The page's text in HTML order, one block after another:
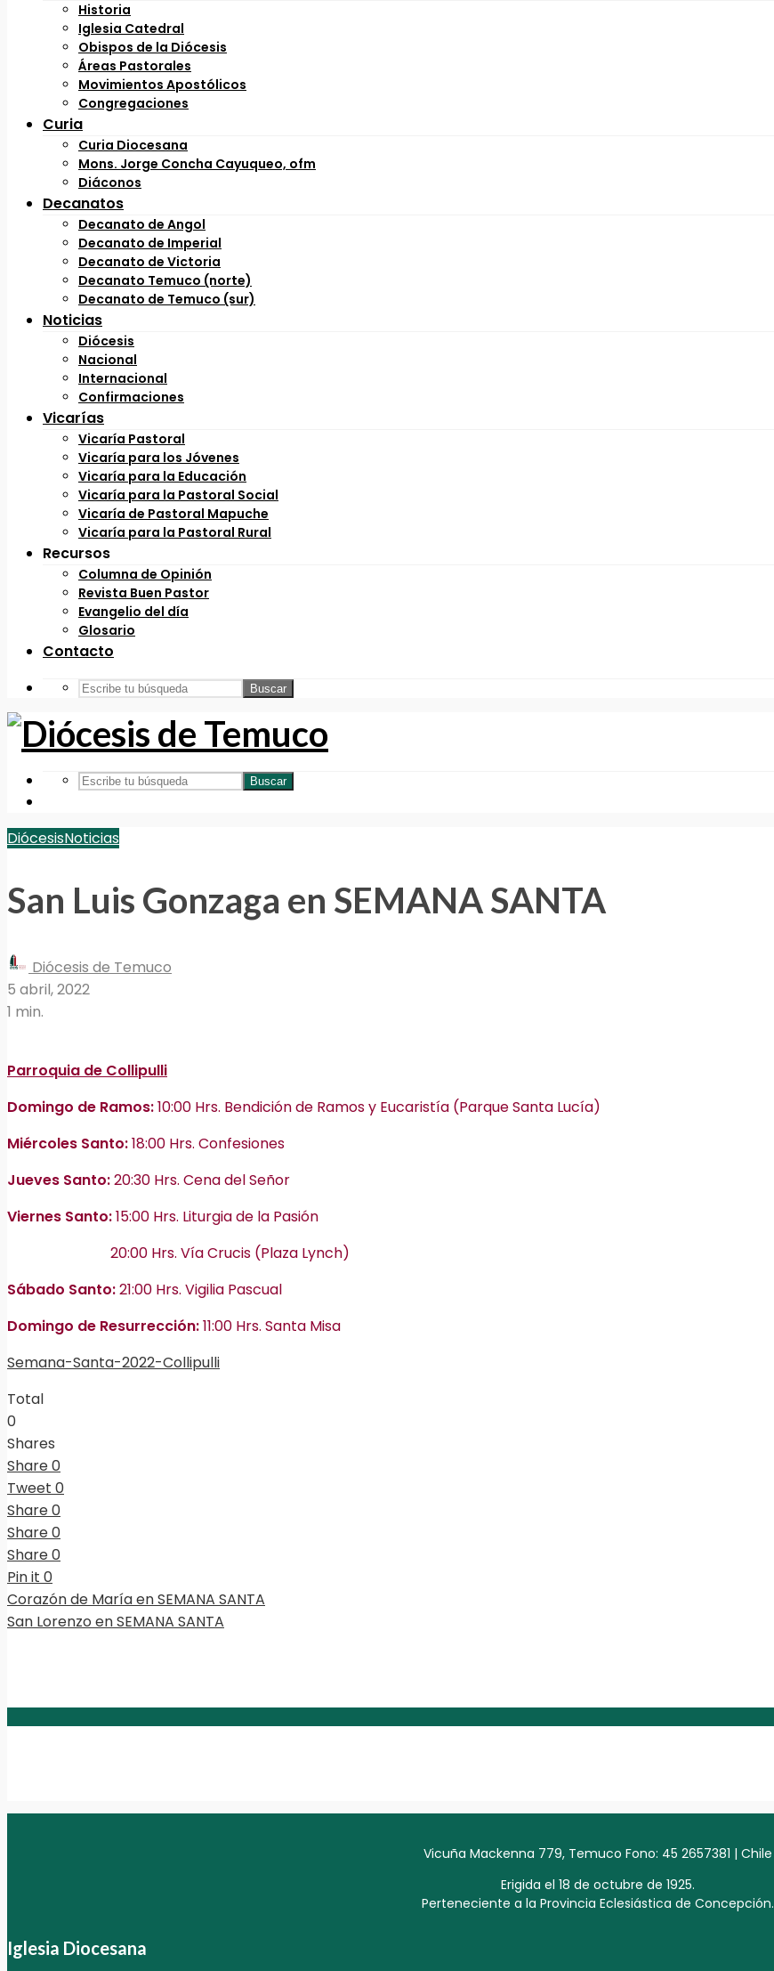
Historia
Iglesia Catedral
Obispos de la Diócesis
Áreas Pastorales
Movimientos Apostólicos
Congregaciones
Curia
Curia Diocesana
Mons. Jorge Concha Cayuqueo, ofm
Diáconos
Decanatos
Decanato de Angol
Decanato de Imperial
Decanato de Victoria
Decanato Temuco (norte)
Decanato de Temuco (sur)
Noticias
Diócesis
Nacional
Internacional
Confirmaciones
Vicarías
Vicaría Pastoral
Vicaría para los Jóvenes
Vicaría para la Educación
Vicaría para la Pastoral Social
Vicaría de Pastoral Mapuche
Vicaría para la Pastoral Rural
Recursos
Columna de Opinión
Revista Buen Pastor
Evangelio del día
Glosario
Contacto
Buscar
Buscar
DiócesisNoticias
San Luis Gonzaga en SEMANA SANTA
Diócesis de Temuco
5 abril, 2022
1 min.
Parroquia de Collipulli
Domingo de Ramos:10:00 Hrs. Bendición de Ramos y Eucaristía (Parque Santa Lucía)
Miércoles Santo:18:00 Hrs. Confesiones
Jueves Santo:20:30 Hrs. Cena del Señor
Viernes Santo:15:00 Hrs. Liturgia de la Pasión
20:00 Hrs. Vía Crucis (Plaza Lynch)
Sábado Santo:21:00 Hrs. Vigilia Pascual
Domingo de Resurrección:11:00 Hrs. Santa Misa
Semana-Santa-2022-Collipulli
Total
0
Shares
Share0
Tweet 0
Share0
Share0
Share0
Pin it 0
Corazón de María en SEMANA SANTA
San Lorenzo en SEMANA SANTA
Vicuña Mackenna 779, Temuco Fono: 45 2657381 | Chile
Erigida el 18 de octubre de 1925.
Perteneciente a la Provincia Eclesiástica de Concepción.
Iglesia Diocesana